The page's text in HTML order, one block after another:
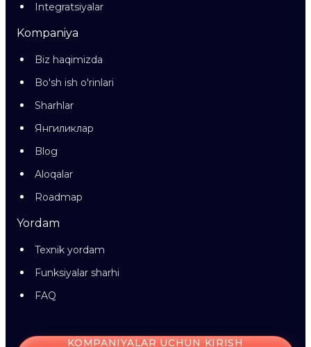
Integratsiyalar
Kompaniya
Biz haqimizda
Bo'sh ish o'rinlari
Sharhlar
Янгиликлар
Blog
Aloqalar
Roadmap
Yordam
Texnik yordam
Funksiyalar sharhi
FAQ
KOMPANIYALAR UCHUN KIRISH